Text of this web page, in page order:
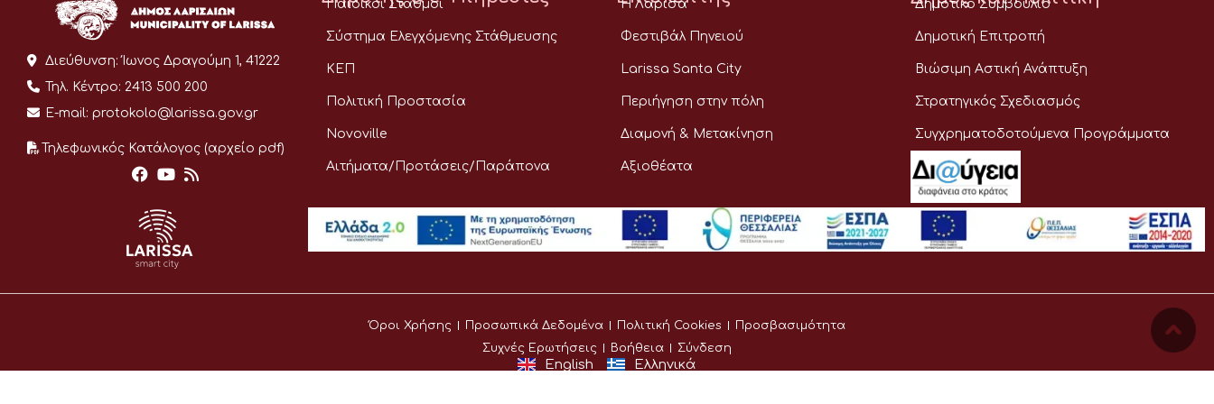
Διεύθυνση: Ίωνος Δραγούμη 1, 41222
Τηλ. Κέντρο: 2413 500 200
E-mail: protokolo@larissa.gov.gr
Τηλεφωνικός Κατάλογος (αρχείο pdf)
Παιδικοί Σταθμοί
Σύστημα Ελεγχόμενης Στάθμευσης
ΚΕΠ
Πολιτική Προστασία
Novoville
Αιτήματα/Προτάσεις/Παράπονα
Η Λάρισα
Φεστιβάλ Πηνειού
Larissa Santa City
Περιήγηση στην πόλη
Διαμονή & Μετακίνηση
Αξιοθέατα
Δημοτικό Συμβούλιο
Δημοτική Επιτροπή
Βιώσιμη Αστική Ανάπτυξη
Στρατηγικός Σχεδιασμός
Συγχρηματοδοτούμενα Προγράμματα
Όροι Χρήσης Προσωπικά Δεδομένα Πολιτική Cookies
Προσβασιμότητα
Συχνές Ερωτήσεις
Βοήθεια Σύνδεση
English Ελληνικά